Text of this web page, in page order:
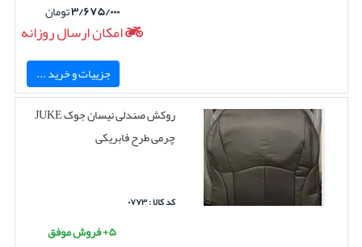
۳/۶۷۵/۰۰۰تومان
امکان ارسال روزانه
جزییات و خرید ...
روکش صندلی نیسان جوک JUKE
چرمی طرح فابریکی
کد کالا : ۰۷۷۳
۵+ فروش موفق